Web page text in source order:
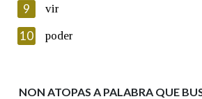
Introduce o código que aparece na
9 vir
10 poder
NON ATOPAS A PALABRA QUE